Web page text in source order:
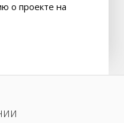
о проекте на